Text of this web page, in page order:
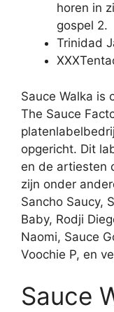
horen in
gospel 2.
Trinidad
Sauce Walka is
The Sauce
opgericht. Dit
en de artiesten
zijn onder
Sancho Saucy,
Baby, Rodji
Naomi, Sauce
Voochie P, en
Sauce